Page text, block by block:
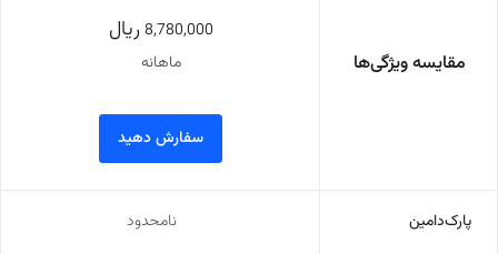
مقایسه ویژگی‌ها
8,780,000 ريال
ماهانه
سفارش دهید
پارک‌دامین نامحدود